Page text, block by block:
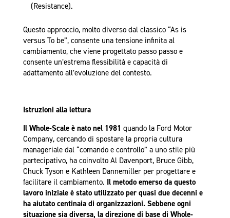
(Resistance).
Questo approccio, molto diverso dal classico “As is
versus To be”, consente una tensione infinita al
cambiamento, che viene progettato passo passo e
consente un’estrema flessibilità e capacità di
adattamento all’evoluzione del contesto.
Istruzioni alla lettura
Il Whole-Scale è nato nel 1981 quando la Ford Motor
Company, cercando di spostare la propria cultura
manageriale dal “comando e controllo” a uno stile più
partecipativo, ha coinvolto Al Davenport, Bruce Gibb,
Chuck Tyson e Kathleen Dannemiller per progettare e
facilitare il cambiamento. Il metodo emerso da questo
lavoro iniziale è stato utilizzato per quasi due decenni e
ha aiutato centinaia di organizzazioni. Sebbene ogni
situazione sia diversa, la direzione di base di Whole-